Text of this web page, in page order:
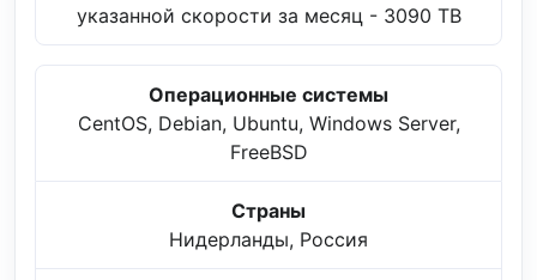
указанной скорости за месяц - 3090 TB
Операционные системы
CentOS, Debian, Ubuntu, Windows Server,
FreeBSD
Страны
Нидерланды, Россия